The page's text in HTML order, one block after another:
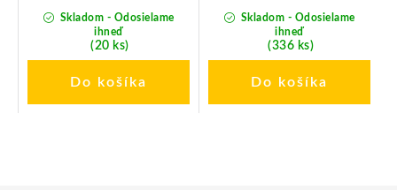
Skladom - Odosielame
ihneď
(20 ks)
Do košíka
Skladom - Odosielame
ihneď
(336 ks)
Do košíka